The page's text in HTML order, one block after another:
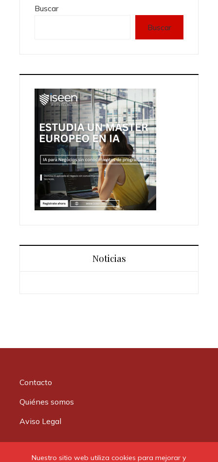
Nuestro sitio web utiliza cookies para mejorar y
Buscar
Buscar
Noticias
Contacto
Quiénes somos
Aviso Legal